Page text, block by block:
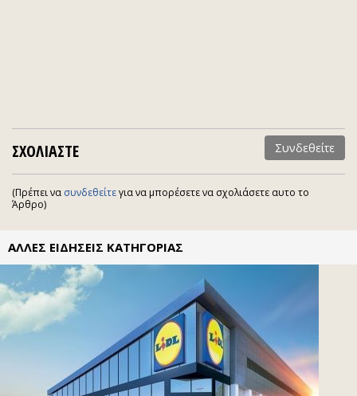
ΣΧΟΛΙΑΣΤΕ Συνδεθείτε
(Πρέπει να συνδεθείτεγια να μπορέσετε να σχολιάσετε αυτο το
Άρθρο)
ΑΛΛΕΣ ΕΙΔΗΣΕΙΣ ΚΑΤΗΓΟΡΙΑΣ